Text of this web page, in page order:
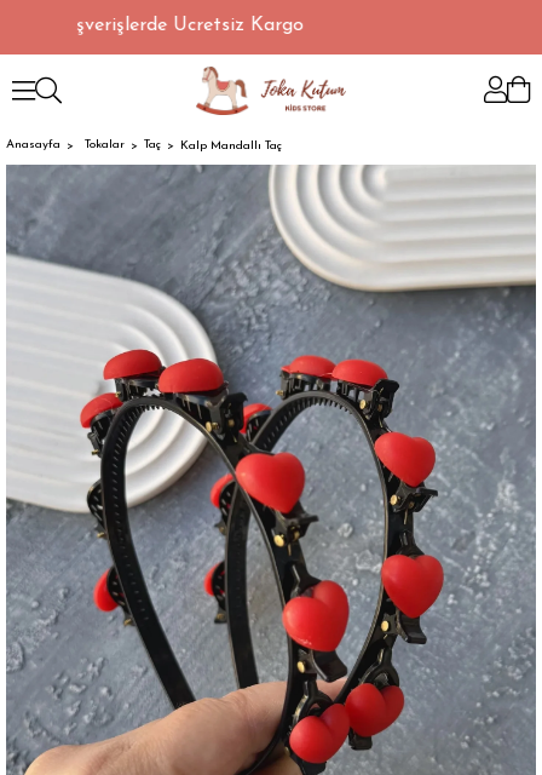
Alışverişlerde Ücretsiz Kargo
Anasayfa Tokalar Taç Kalp Mandallı Taç